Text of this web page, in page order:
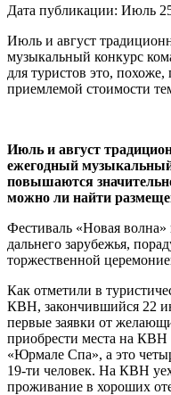
Дата публикации: Июль
Июль и август
музыкальный конкурс
для туристов это,
приемлемой стоимости
Июль и август
ежегодный
повышаются
можно ли найти
Фестиваль «Новая
дальнего зарубежья,
торжественной
Как отметили в
КВН, закончившийся 22
первые заявки от
приобрести места на КВН
«Юрмале Спа», а это
19-ти человек. На КВН
проживание в хороших